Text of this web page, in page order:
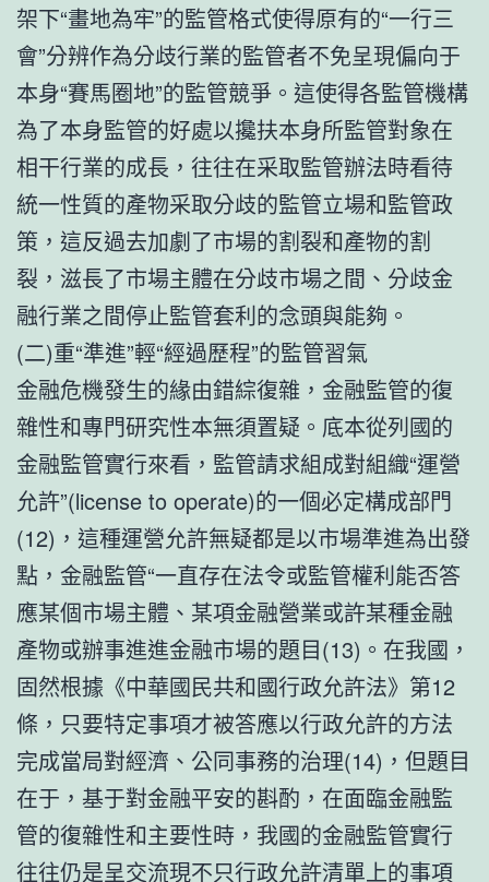
架下“畫地為牢”的監管格式使得原有的“一行三
會”分辨作為分歧行業的監管者不免呈現偏向于
本身“賽馬圈地”的監管競爭。這使得各監管機構
為了本身監管的好處以攙扶本身所監管對象在
相干行業的成長，往往在采取監管辦法時看待
統一性質的產物采取分歧的監管立場和監管政
策，這反過去加劇了市場的割裂和產物的割
裂，滋長了市場主體在分歧市場之間、分歧金
融行業之間停止監管套利的念頭與能夠。
(二)重“準進”輕“經過歷程”的監管習氣
金融危機發生的緣由錯綜復雜，金融監管的復
雜性和專門研究性本無須置疑。底本從列國的
金融監管實行來看，監管請求組成對組織“運營
允許”(license to operate)的一個必定構成部門
(12)，這種運營允許無疑都是以市場準進為出發
點，金融監管“一直存在法令或監管權利能否答
應某個市場主體、某項金融營業或許某種金融
產物或辦事進進金融市場的題目(13)。在我國，
固然根據《中華國民共和國行政允許法》第12
條，只要特定事項才被答應以行政允許的方法
完成當局對經濟、公同事務的治理(14)，但題目
在于，基于對金融平安的斟酌，在面臨金融監
管的復雜性和主要性時，我國的金融監管實行
往往仍是呈交流現不只行政允許清單上的事項